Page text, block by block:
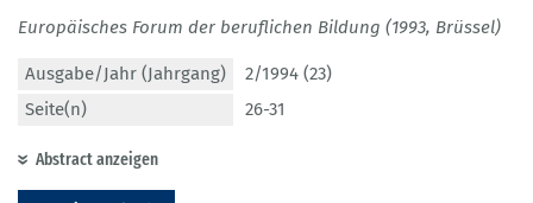
Europäisches Forum der beruflichen Bildung (1993, Brüssel)
Ausgabe/Jahr (Jahrgang)
2/1994 (23)
Seite(n)
26-31
Abstract anzeigen